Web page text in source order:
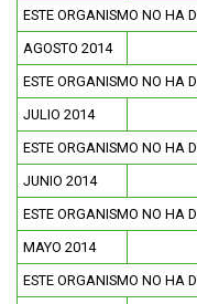
ESTE ORGANISMO NO HA
AGOSTO 2014
ESTE ORGANISMO NO HA
JULIO 2014
ESTE ORGANISMO NO HA
JUNIO 2014
ESTE ORGANISMO NO HA
MAYO 2014
ESTE ORGANISMO NO HA